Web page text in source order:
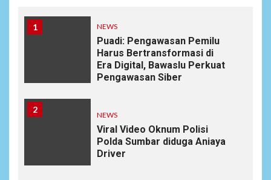
1 NEWS
Puadi: Pengawasan Pemilu
Harus Bertransformasi di
Era Digital, Bawaslu Perkuat
Pengawasan Siber
2
NEWS
Viral Video Oknum Polisi
Polda Sumbar diduga Aniaya
Driver